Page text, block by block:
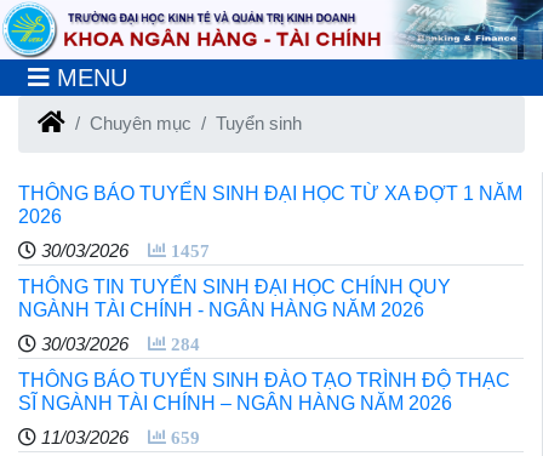
MENU
Chuyên mục Tuyển sinh
THÔNG BÁO TUYỂN SINH ĐẠI HỌC TỪ XA ĐỢT 1 NĂM
2026
30/03/2026
1457
THÔNG TIN TUYỂN SINH ĐẠI HỌC CHÍNH QUY
NGÀNH TÀI CHÍNH - NGÂN HÀNG NĂM 2026
30/03/2026
284
THÔNG BÁO TUYỂN SINH ĐÀO TẠO TRÌNH ĐỘ THẠC
SĨ NGÀNH TÀI CHÍNH – NGÂN HÀNG NĂM 2026
11/03/2026
659